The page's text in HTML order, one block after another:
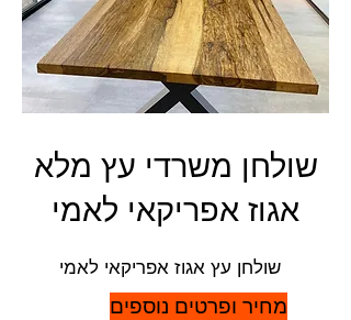
שולחן משרדי עץ מלא
אגוז אפריקאי לאמי
שולחן עץ אגוז אפריקאי לאמי
מחיר ופרטים נוספים